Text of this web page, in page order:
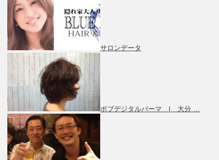
サロンデータ
ボブデジタルパーマ | 大分 …